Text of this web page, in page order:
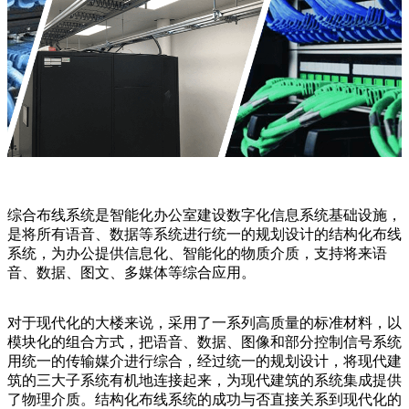
综合布线系统是智能化办公室建设数字化信息系统基础设施，
是将所有语音、数据等系统进行统一的规划设计的结构化布线
系统，为办公提供信息化、智能化的物质介质，支持将来语
音、数据、图文、多媒体等综合应用。
对于现代化的大楼来说，采用了一系列高质量的标准材料，以
模块化的组合方式，把语音、数据、图像和部分控制信号系统
用统一的传输媒介进行综合，经过统一的规划设计，将现代建
筑的三大子系统有机地连接起来，为现代建筑的系统集成提供
了物理介质。结构化布线系统的成功与否直接关系到现代化的